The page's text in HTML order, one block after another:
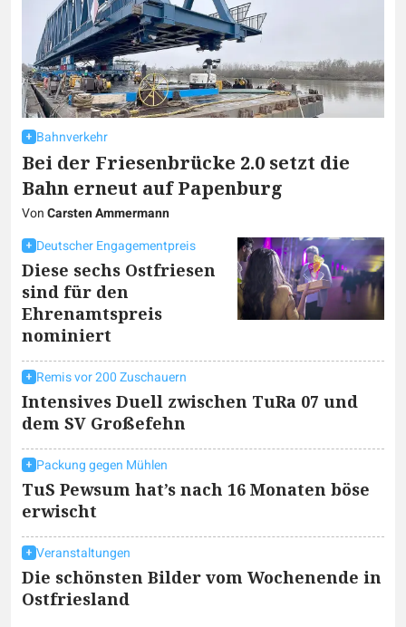
Bahnverkehr
Bei der Friesenbrücke 2.0 setzt die
Bahn erneut auf Papenburg
VonCarsten Ammermann
Deutscher Engagementpreis
Diese sechs Ostfriesen
sind für den
Ehrenamtspreis
nominiert
Remis vor 200 Zuschauern
Intensives Duell zwischen TuRa 07 und
dem SV Großefehn
Packung gegen Mühlen
TuS Pewsum hat’s nach 16 Monaten böse
erwischt
Veranstaltungen
Die schönsten Bilder vom Wochenende in
Ostfriesland